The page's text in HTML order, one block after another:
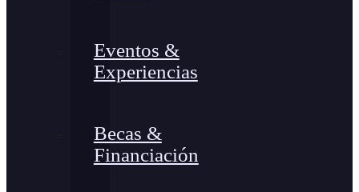
Eventos &
Experiencias
Becas &
Financiación